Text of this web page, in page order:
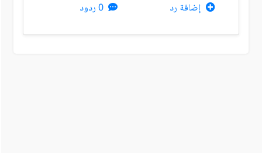
إضافة رد 0 ردود